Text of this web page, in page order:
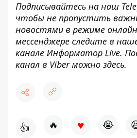
Подписывайтесь на наш
чтобы не пропустить
новостями в режиме
мессенджере следите в
канале Информатор Live.
канал в Viber можно здесь.
👍 🔥 ♥ 😭